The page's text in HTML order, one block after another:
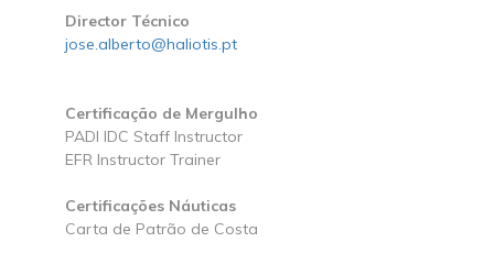
Director Técnico
jose.alberto@haliotis.pt
Certificação de Mergulho
PADI IDC Staff Instructor
EFR Instructor Trainer
Certificações Náuticas
Carta de Patrão de Costa